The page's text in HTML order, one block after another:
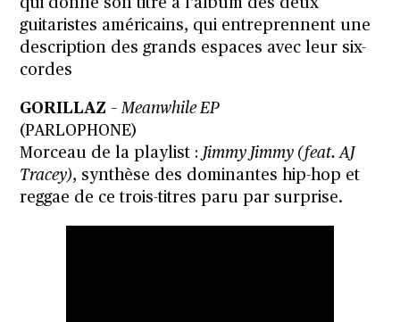
qui donne son titre à l’album des deux
guitaristes américains, qui entreprennent une
description des grands espaces avec leur six-
cordes
GORILLAZ –Meanwhile EP
(PARLOPHONE)
Morceau de la playlist : Jimmy Jimmy (feat. AJ
Tracey), synthèse des dominantes hip-hop et
reggae de ce trois-titres paru par surprise.